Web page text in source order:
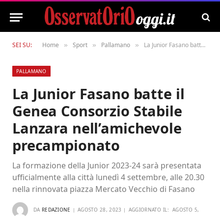
SEI SU: Home » Sport » Pallamano » La Junior Fasano batte il Genea Consorzio Stabile Lanzara nell’amichevole precampionato
PALLAMANO
La Junior Fasano batte il
Genea Consorzio Stabile
Lanzara nell’amichevole
precampionato
La formazione della Junior 2023-24 sarà presentata
ufficialmente alla città lunedì 4 settembre, alle 20.30
nella rinnovata piazza Mercato Vecchio di Fasano
DA REDAZIONE AGOSTO 28, 2023 AGGIORNATO IL: AGOSTO 5,